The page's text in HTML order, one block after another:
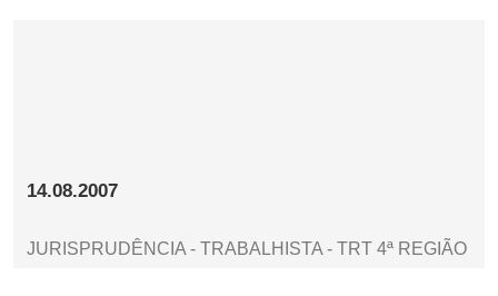
14.08.2007
JURISPRUDÊNCIA - TRABALHISTA - TRT 4ª REGIÃO